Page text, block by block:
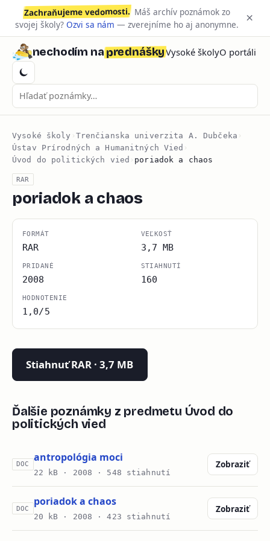
Zachraňujeme vedomosti. Máš archív poznámok zo
svojej školy? Ozvi sa nám — zverejníme ho aj anonymne. ×
nechodím naprednáškyVysoké školyO portáli
Vysoké školy › Trenčianska univerzita A. Dubčeka ›
Ústav Prírodných a Humanitných Vied ›
Úvod do politických vied › poriadok a chaos
RAR
poriadok a chaos
FORMÁT
RAR
VEĽKOSŤ
3,7 MB
PRIDANÉ
2008
STIAHNUTÍ
160
HODNOTENIE
1,0/5
Stiahnuť RAR · 3,7 MB
Ďalšie poznámky z predmetu Úvod do
politických vied
DOC
antropológia moci
22 kB · 2008 · 548 stiahnutí
Zobraziť
DOC
poriadok a chaos
20 kB · 2008 · 423 stiahnutí
Zobraziť